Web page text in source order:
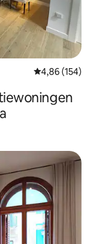
Gemiddelde
4,86 (154)